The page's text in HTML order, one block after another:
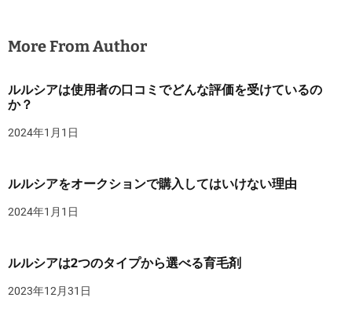
More From Author
ルルシアは使用者の口コミでどんな評価を受けているの
か？
2024年1月1日
ルルシアをオークションで購入してはいけない理由
2024年1月1日
ルルシアは2つのタイプから選べる育毛剤
2023年12月31日